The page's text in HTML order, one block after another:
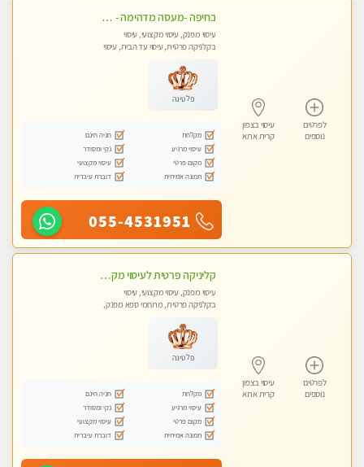
לפרטים
נוספים
עיסוי בצפון
קרית אתא
בחיפה -מעסה מדהימה - כל סוגי העיסויים מעסה מקצועית ואיכותית פרטי!!!
עיסוי מפנק, עיסוי מקצועי, עיסוי
בקלניקה פרטית, עיסוי עד הבית, עיסוי
פלטינה
מקלחת
חניה חינם
עיסוי מרגיע
נקי ומסודר
מקום פרטי
עיסוי מקצועי
תמונה אמיתית
דוברת עיברית
055-4531951
לפרטים
נוספים
עיסוי בצפון
קרית אתא
קליניקה פרטית לעיסוי מקצועי ואלטרנטיבי ברמה גבוהה VIP תתקשר ..... highly recommended..new in the city
עיסוי מפנק, עיסוי מקצועי, עיסוי
בקלניקה פרטית, מתחמי ספא מפנק,
טנטרה, עיסוי מגבר לגבר, עיסוי מגבר
לאישה
פלטינה
מקלחת
חניה חינם
עיסוי מרגיע
נקי ומסודר
מקום פרטי
עיסוי מקצועי
תמונה אמיתית
דוברת עיברית